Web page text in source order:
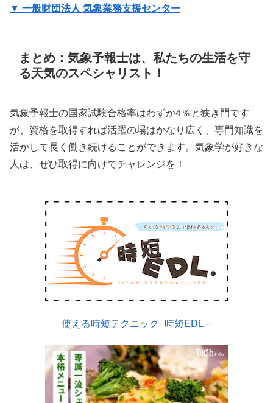
▼ 一般財団法人 気象業務支援センター
まとめ：気象予報士は、私たちの生活を守
る天気のスペシャリスト！
気象予報士の国家試験合格率はわずか4％と狭き門です
が、資格を取得すれば活躍の場はかなり広く、専門知識を
活かして長く働き続けることができます。気象学が好きな
人は、ぜひ取得に向けてチャレンジを！
使える時短テクニック- 時短EDL –